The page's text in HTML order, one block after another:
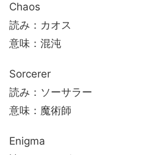
Chaos
読み：カオス
意味：混沌
Sorcerer
読み：ソーサラー
意味：魔術師
Enigma